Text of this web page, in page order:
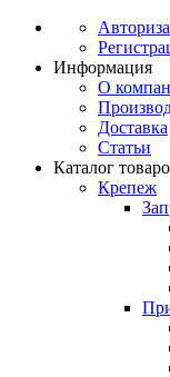
Информация
О
Доставка
Статьи
Каталог
Крепеж